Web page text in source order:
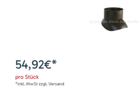
54,92€*
pro Stück
*inkl. MwSt zzgl. Versand